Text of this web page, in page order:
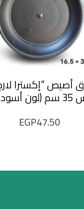
أصيص “إكسترا
فخم)
EGP47.50